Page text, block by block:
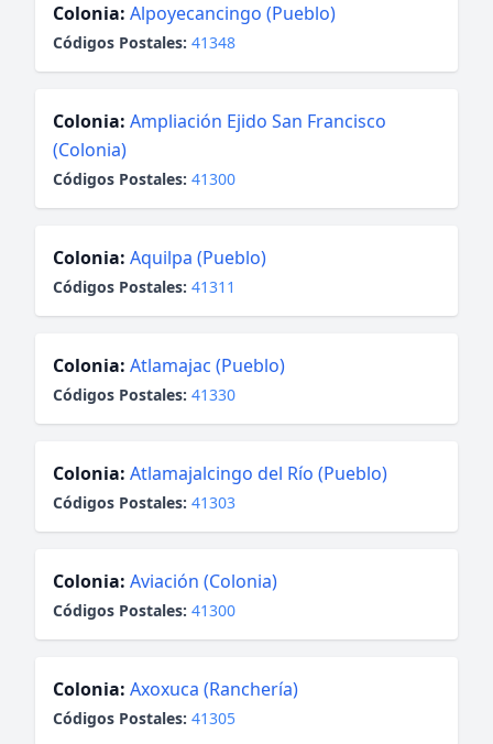
Colonia: Alpoyecancingo (Pueblo)
Códigos Postales: 41348
Colonia: Ampliación Ejido San Francisco
(Colonia)
Códigos Postales: 41300
Colonia: Aquilpa (Pueblo)
Códigos Postales: 41311
Colonia: Atlamajac (Pueblo)
Códigos Postales: 41330
Colonia: Atlamajalcingo del Río (Pueblo)
Códigos Postales: 41303
Colonia: Aviación (Colonia)
Códigos Postales: 41300
Colonia: Axoxuca (Ranchería)
Códigos Postales: 41305